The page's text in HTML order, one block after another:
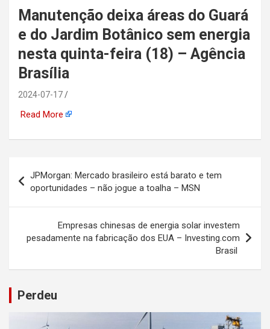
automotiva, mineração,
indústria naval, etc
Manutenção deixa áreas do Guará
e do Jardim Botânico sem energia
nesta quinta-feira (18) – Agência
Brasília
2024-07-17
Read More
de
Post
JPMorgan: Mercado brasileiro está barato e tem
oportunidades – não jogue a toalha – MSN
Empresas chinesas de energia solar investem
pesadamente na fabricação dos EUA – Investing.com
Brasil
Perdeu